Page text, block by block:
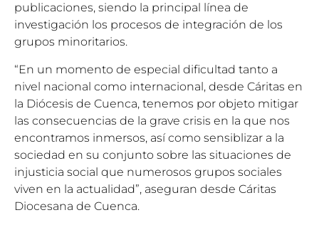
publicaciones, siendo la principal línea de
investigación los procesos de integración de los
grupos minoritarios.
“En un momento de especial dificultad tanto a
nivel nacional como internacional, desde Cáritas en
la Diócesis de Cuenca, tenemos por objeto mitigar
las consecuencias de la grave crisis en la que nos
encontramos inmersos, así como sensiblizar a la
sociedad en su conjunto sobre las situaciones de
injusticia social que numerosos grupos sociales
viven en la actualidad”, aseguran desde Cáritas
Diocesana de Cuenca.